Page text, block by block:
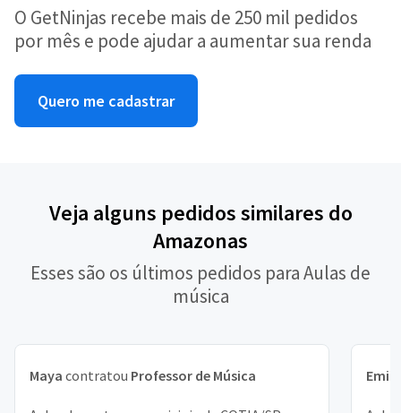
O GetNinjas recebe mais de 250 mil pedidos
por mês e pode ajudar a aumentar sua renda
Quero me cadastrar
Veja alguns pedidos similares do
Amazonas
Esses são os últimos pedidos para Aulas de
música
Maya contratou Professor de Música